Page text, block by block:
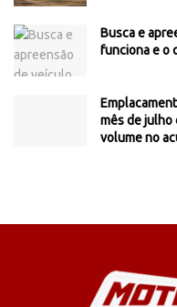
Busca e
funciona e o
mês de julho
volume no